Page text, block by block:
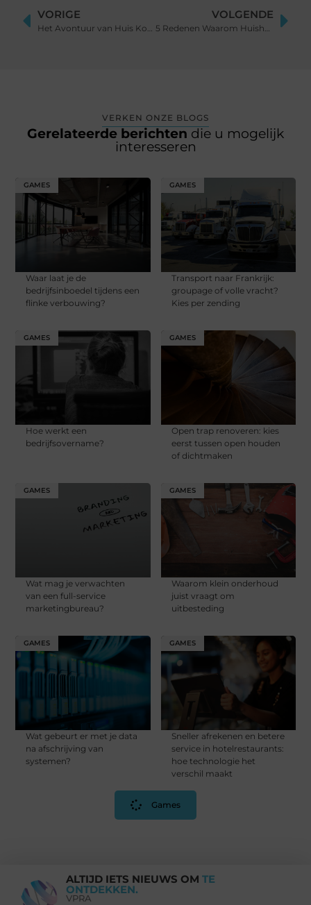
VORIGE
Het Avontuur van Huis Kopen in Alkmaar met een Makelaar
VOLGENDE
5 Redenen Waarom Huishoudelijke Hulp in Utrecht een Geweldige Carrièrekeuze is
VERKEN ONZE BLOGS
Gerelateerde berichten die u mogelijk
interesseren
GAMES
Waar laat je de
bedrijfsinboedel tijdens een
flinke verbouwing?
GAMES
Transport naar Frankrijk:
groupage of volle vracht?
Kies per zending
GAMES
Hoe werkt een
bedrijfsovername?
GAMES
Open trap renoveren: kies
eerst tussen open houden
of dichtmaken
GAMES
Wat mag je verwachten
van een full-service
marketingbureau?
GAMES
Waarom klein onderhoud
juist vraagt om
uitbesteding
GAMES
Wat gebeurt er met je data
na afschrijving van
systemen?
GAMES
Sneller afrekenen en betere
service in hotelrestaurants:
hoe technologie het
verschil maakt
Games
ALTIJD IETS NIEUWS OM TE
ONTDEKKEN.
VPRA